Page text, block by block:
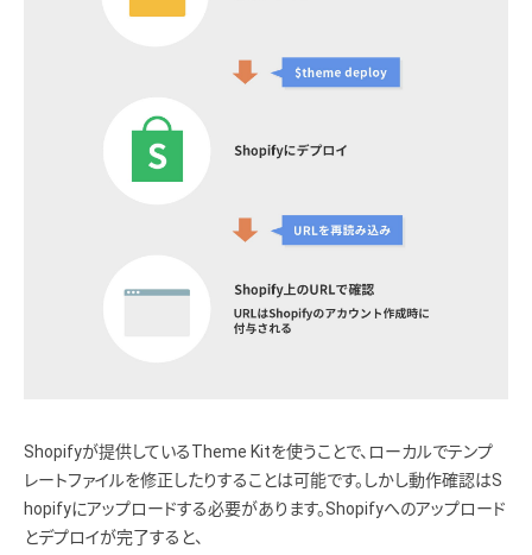
Shopifyが提供しているTheme Kitを使うことで、ローカルでテンプ
レートファイルを修正したりすることは可能です。しかし動作確認はS
hopifyにアップロードする必要があります。Shopifyへのアップロード
とデプロイが完了すると、